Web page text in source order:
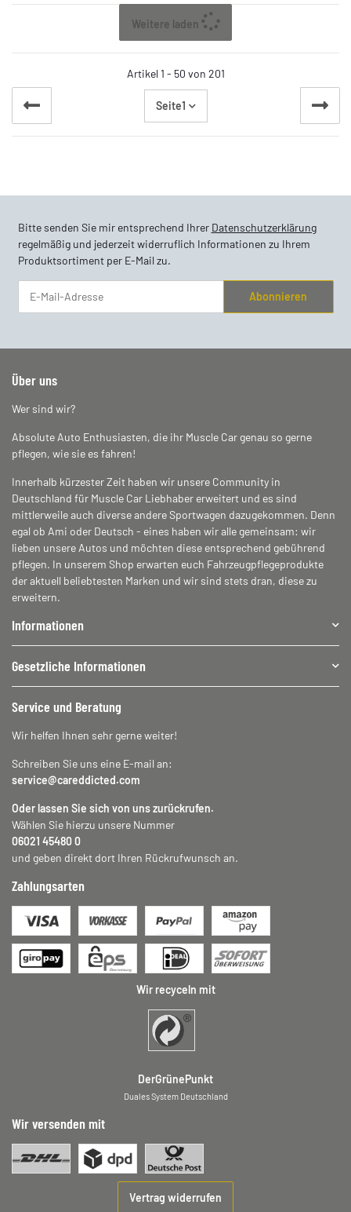
Weitere laden
Artikel 1 - 50 von 201
Seite1
Bitte senden Sie mir entsprechend Ihrer Datenschutzerklärung
regelmäßig und jederzeit widerruflich Informationen zu Ihrem
Produktsortiment per E-Mail zu.
Abonnieren
Über uns
Wer sind wir?
Absolute Auto Enthusiasten, die ihr Muscle Car genau so gerne
pflegen, wie sie es fahren!
Innerhalb kürzester Zeit haben wir unsere Community in
Deutschland für Muscle Car Liebhaber erweitert und es sind
mittlerweile auch diverse andere Sportwagen dazugekommen. Denn
egal ob Ami oder Deutsch - eines haben wir alle gemeinsam: wir
lieben unsere Autos und möchten diese entsprechend gebührend
pflegen. In unserem Shop erwarten euch Fahrzeugpflegeprodukte
der aktuell beliebtesten Marken und wir sind stets dran, diese zu
erweitern.
Informationen
Gesetzliche Informationen
Service und Beratung
Wir helfen Ihnen sehr gerne weiter!
Schreiben Sie uns eine E-mail an:
service@careddicted.com
Oder lassen Sie sich von uns zurückrufen.
Wählen Sie hierzu unsere Nummer
06021 45480 0
und geben direkt dort Ihren Rückrufwunsch an.
Zahlungsarten
Wir recyceln mit
DerGrünePunkt
Duales System Deutschland
Wir versenden mit
Vertrag widerrufen